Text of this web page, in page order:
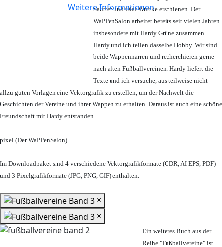
Weitere Informationen
Sautter und Olaf Wuttke erschienen. Der
WaPPenSalon arbeitet bereits seit vielen Jahren
insbesondere mit Hardy Grüne zusammen.
Hardy und ich teilen dasselbe Hobby. Wir sind
beide Wappennarren und recherchieren gerne
nach alten Fußballvereinen. Hardy liefert die
Texte und ich versuche, aus teilweise nicht
allzu guten Vorlagen eine Vektorgrafik zu erstellen, um der Nachwelt die
Geschichten der Vereine und ihrer Wappen zu erhalten. Daraus ist auch eine schöne
Freundschaft mit Hardy entstanden.
pixel (Der WaPPenSalon)
Im Downloadpaket sind 4 verschiedene Vektorgrafikformate (CDR, AI EPS, PDF)
und 3 Pixelgrafikformate (JPG, PNG, GIF) enthalten.
×
×
Ein weiteres Buch aus der
Reihe "Fußballvereine" ist